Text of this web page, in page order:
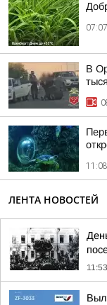
07:07
В
11:08
ЛЕНТА НОВОСТЕЙ
11:53